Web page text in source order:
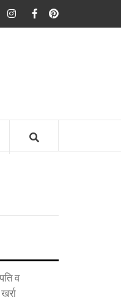
Instagram
FacebookPinterest
व